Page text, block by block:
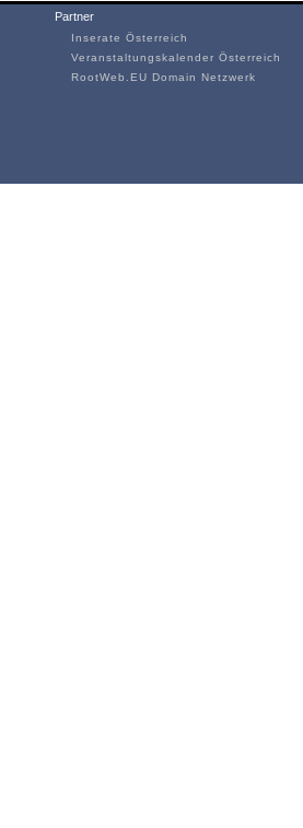
Partner
Inserate Österreich
Veranstaltungskalender Österreich
RootWeb.EU Domain Netzwerk